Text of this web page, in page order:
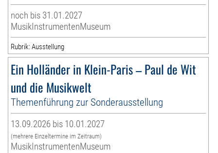
noch bis 31.01.2027
MusikInstrumentenMuseum
Rubrik: Ausstellung
Ein Holländer in Klein-Paris – Paul de Wit
und die Musikwelt
Themenführung zur Sonderausstellung
13.09.2026 bis 10.01.2027
(mehrere Einzeltermine im Zeitraum)
MusikInstrumentenMuseum